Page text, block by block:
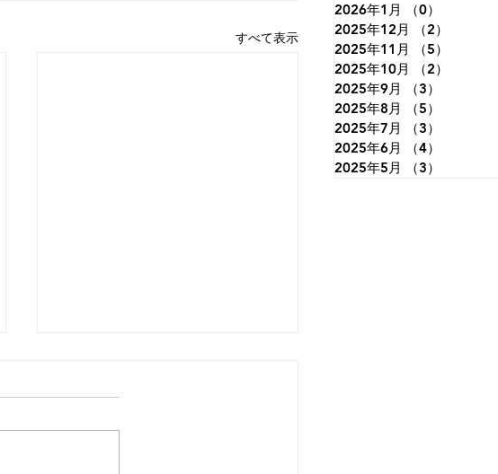
すべて表示
イギリスのロンドンにウェストミ
2026年1月
（0）
2025年12月
（2）
2025年11月
（5）
2025年10月
（2）
2025年9月
（3）
2025年8月
（5）
2025年7月
（3）
2025年6月
（4）
2025年5月
（3）